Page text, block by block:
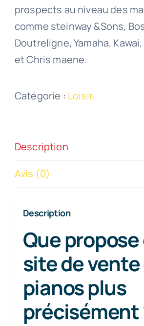
prospects au niveau des
comme steinway &Sons,
Doutreligne, Yamaha,
et Chris maene.
Catégorie : Loisir
Description
Avis (0)
Description
Que propose
site de vente
pianos plus
précisément